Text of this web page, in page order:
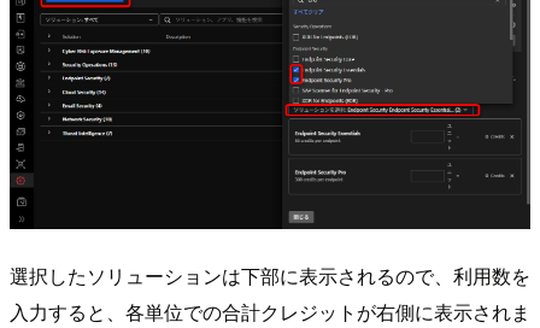
選択したソリューションは下部に表示されるので、利用数を
入力すると、各単位での合計クレジットが右側に表示されま